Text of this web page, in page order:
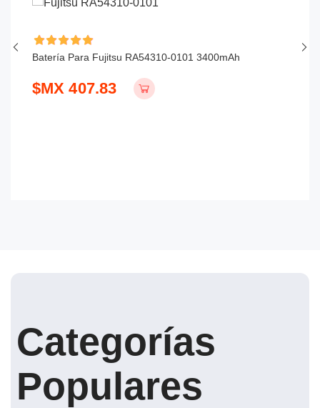
Batería Para Fujitsu RA54310-0101 3400mAh
$MX 407.83
Categorías
Populares